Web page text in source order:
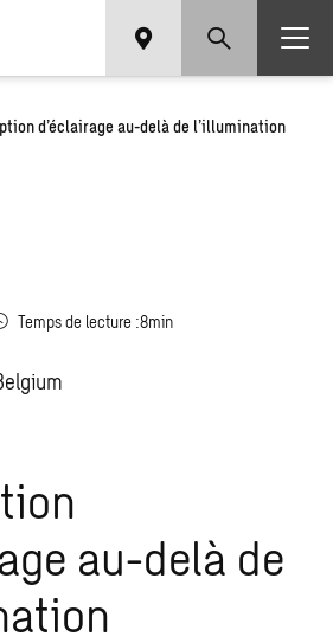
d’éclairage au-delà de l’illumination
Temps de lecture :8min
au-delà de